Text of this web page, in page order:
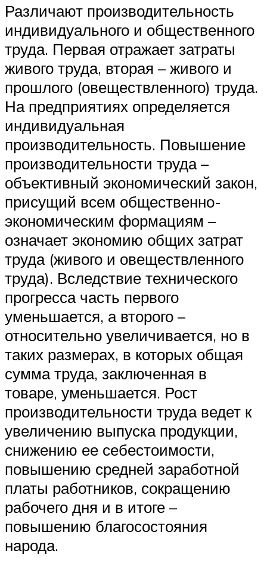
Различают производительность
индивидуального и общественного
труда. Первая отражает затраты
живого труда, вторая – живого и
прошлого (овеществленного) труда.
На предприятиях определяется
индивидуальная
производительность. Повышение
производительности труда –
объективный экономический закон,
присущий всем общественно-
экономическим формациям –
означает экономию общих затрат
труда (живого и овеществленного
труда). Вследствие технического
прогресса часть первого
уменьшается, а второго –
относительно увеличивается, но в
таких размерах, в которых общая
сумма труда, заключенная в
товаре, уменьшается. Рост
производительности труда ведет к
увеличению выпуска продукции,
снижению ее себестоимости,
повышению средней заработной
платы работников, сокращению
рабочего дня и в итоге –
повышению благосостояния
народа.